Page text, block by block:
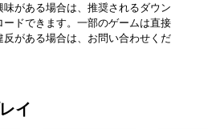
がある場合は、推奨されるダウン
ドできます。一部のゲームは直接
がある場合は、お問い合わせくだ
イ